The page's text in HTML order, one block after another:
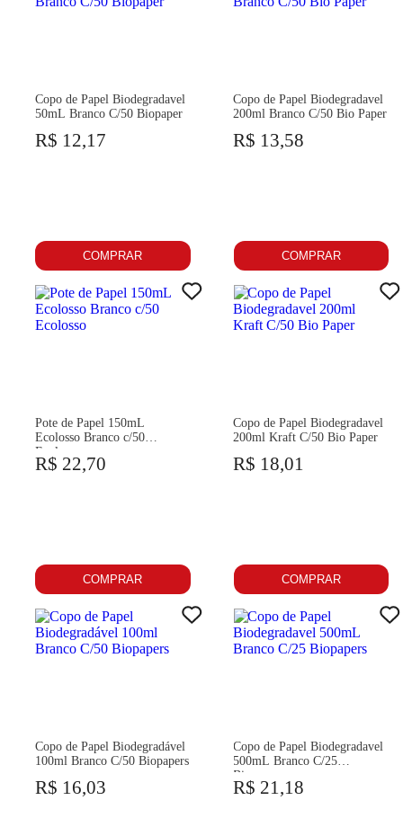
Copo de Papel Biodegradavel
50mL Branco C/50 Biopaper
R$ 12,17
COMPRAR
Copo de Papel Biodegradavel
200ml Branco C/50 Bio Paper
R$ 13,58
COMPRAR
Pote de Papel 150mL
Ecolosso Branco c/50
Ecolosso
R$ 22,70
COMPRAR
Copo de Papel Biodegradavel
200ml Kraft C/50 Bio Paper
R$ 18,01
COMPRAR
Copo de Papel Biodegradável
100ml Branco C/50 Biopapers
R$ 16,03
Copo de Papel Biodegradavel
500mL Branco C/25
Biopapers
R$ 21,18